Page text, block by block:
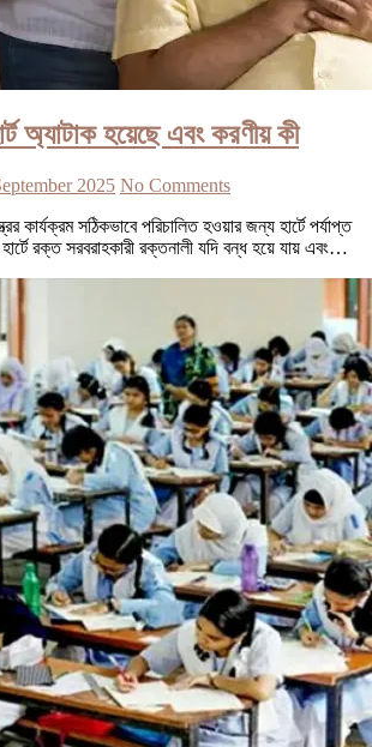
অ্যাটাক হয়েছে এবং করণীয় কী
2025 No Comments
কার্যক্রম সঠিকভাবে পরিচালিত হওয়ার জন্য হার্টে পর্যাপ্ত
রক্ত সরবরাহকারী রক্তনালী যদি বন্ধ হয়ে যায় এবং…